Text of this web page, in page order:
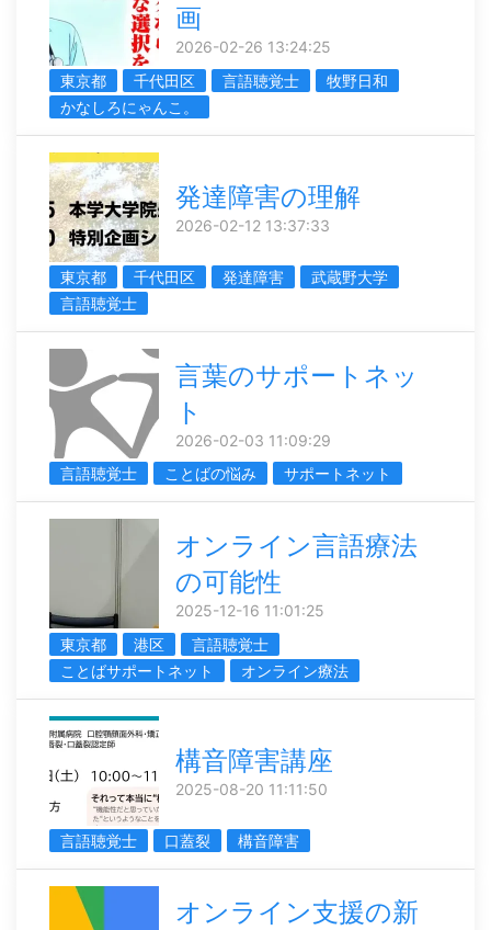
画
2026-02-26 13:24:25
東京都
千代田区 言語聴覚士
牧野日和
かなしろにゃんこ。
発達障害の理解
2026-02-12 13:37:33
東京都 千代田区 発達障害
武蔵野大学
言語聴覚士
言葉のサポートネッ
ト
2026-02-03 11:09:29
言語聴覚士
ことばの悩み サポートネット
オンライン言語療法
の可能性
2025-12-16 11:01:25
東京都
港区
言語聴覚士
ことばサポートネット
オンライン療法
構音障害講座
2025-08-20 11:11:50
言語聴覚士 口蓋裂 構音障害
オンライン支援の新